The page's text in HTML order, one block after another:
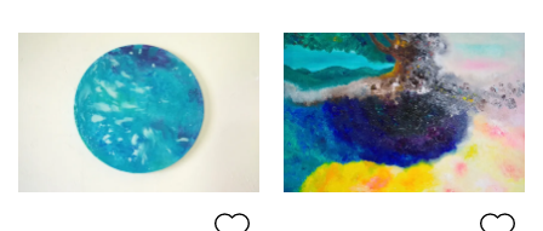
ジャンル
風景画
配送目安
二週間以内